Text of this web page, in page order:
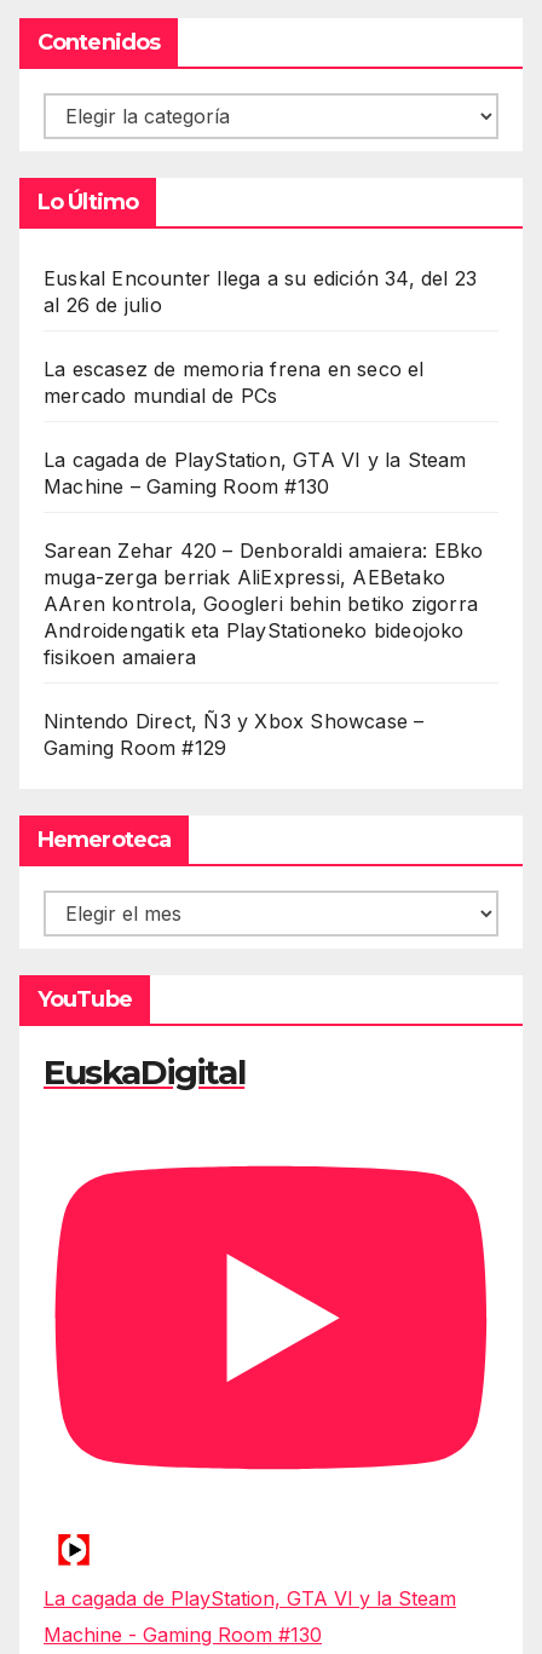
Contenidos
Contenidos
Lo Último
Euskal Encounter llega a su edición 34, del 23
al 26 de julio
La escasez de memoria frena en seco el
mercado mundial de PCs
La cagada de PlayStation, GTA VI y la Steam
Machine – Gaming Room #130
Sarean Zehar 420 – Denboraldi amaiera: EBko
muga-zerga berriak AliExpressi, AEBetako
AAren kontrola, Googleri behin betiko zigorra
Androidengatik eta PlayStationeko bideojoko
fisikoen amaiera
Nintendo Direct, Ñ3 y Xbox Showcase –
Gaming Room #129
Hemeroteca
Hemeroteca
YouTube
EuskaDigital
La cagada de PlayStation, GTA VI y la Steam
Machine - Gaming Room #130